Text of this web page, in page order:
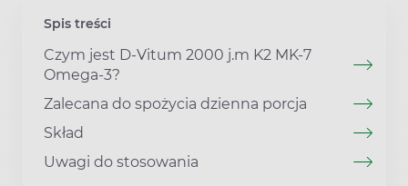
Spis treści
Czym jest D-Vitum 2000 j.m K2 MK-7
Omega-3?
Zalecana do spożycia dzienna porcja
Skład
Uwagi do stosowania